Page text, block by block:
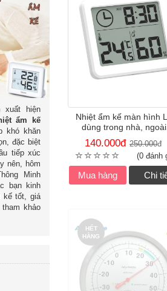
xuất hiện
ẩm kế
khó khăn
đặc biệt
tiếp xúc
nên, hôm
Minh
bạn kinh
kế tốt, giá
khảo
Nhiệt ẩm kế màn hình
dùng trong nhà,
140.000đ 250.000đ
(0 đánh
Mua hàng Chi
HẾT
HÀNG